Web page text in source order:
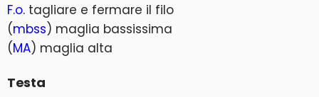
F.o. tagliare e fermare il filo
(mbss) maglia bassissima
(MA) maglia alta
Testa